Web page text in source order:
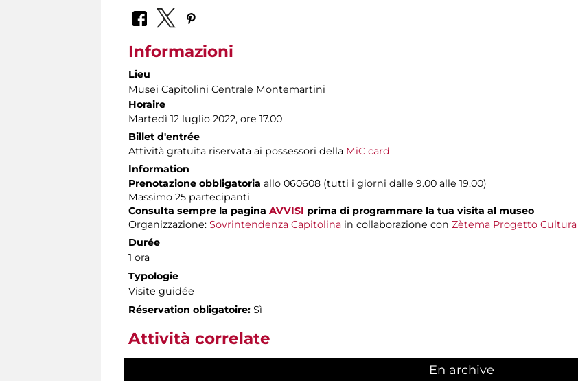
Informazioni
Lieu
Musei Capitolini Centrale Montemartini
Horaire
Martedì 12 luglio 2022, ore 17.00
Billet d'entrée
Attività gratuita riservata ai possessori della MiC card
Information
Prenotazione obbligatoria allo 060608 (tutti i giorni dalle 9.00 alle 19.00)
Massimo 25 partecipanti
Consulta sempre la pagina AVVISI prima di programmare la tua visita al museo
Organizzazione: Sovrintendenza Capitolina in collaborazione con Zètema Progetto Cultura
Durée
1 ora
Typologie
Visite guidée
Réservation obligatoire: Sì
Attività correlate
En archive